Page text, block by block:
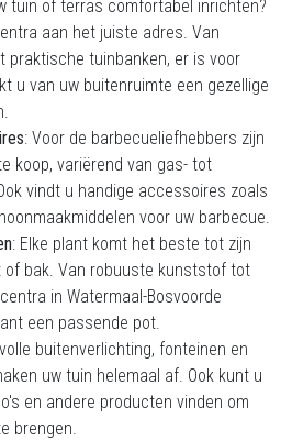
tuin of terras comfortabel inrichten?
aan het juiste adres. Van
praktische tuinbanken, er is voor
u van uw buitenruimte een gezellige
: Voor de barbecueliefhebbers zijn
koop, variërend van gas- tot
vindt u handige accessoires zoals
voor uw barbecue.
: Elke plant komt het beste tot zijn
of bak. Van robuuste kunststof tot
in Watermaal-Bosvoorde
een passende pot.
buitenverlichting, fonteinen en
uw tuin helemaal af. Ook kunt u
en andere producten vinden om
brengen.